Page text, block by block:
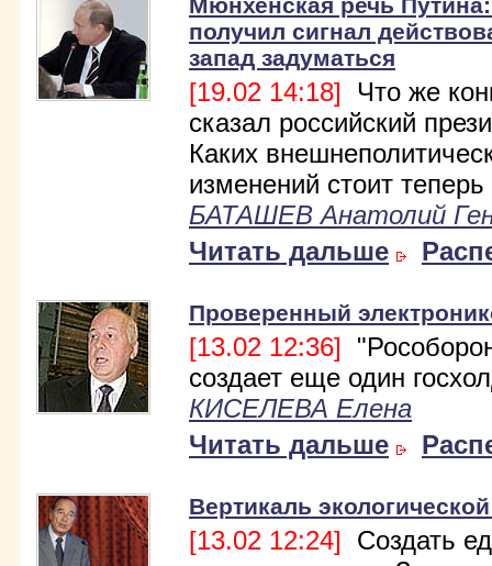
получил сигнал
запад задуматься
[19.02 14:18] Что же
сказал российский
Каких
изменений стоит
БАТАШЕВ Анатолий
Читать дальше
Проверенный
[13.02 12:36]
создает еще один
КИСЕЛЕВА Елена
Читать дальше
Вертикаль
[13.02 12:24] Создать